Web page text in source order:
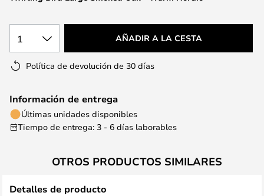
1 AÑADIR A LA CESTA
Política de devolución de 30 días
Información de entrega
Últimas unidades disponibles
Tiempo de entrega: 3 - 6 días laborables
OTROS PRODUCTOS SIMILARES
Detalles de producto